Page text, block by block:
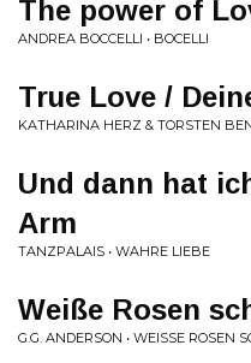
The power of
ANDREA BOCCELLI • BOCELLI
True Love /
KATHARINA HERZ & TORSTEN
Und dann hat
Arm
TANZPALAIS • WAHRE LIEBE
Weiße Rosen
G.G. ANDERSON • WEISSE ROSEN